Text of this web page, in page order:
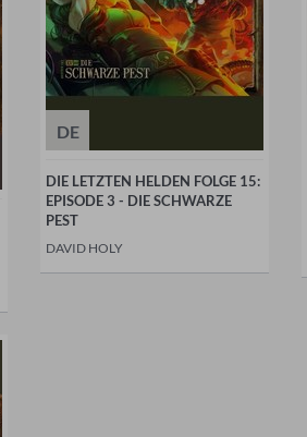
DE
DIE LETZTEN HELDEN FOLGE 15:
EPISODE 3 - DIE SCHWARZE
PEST
DAVID HOLY